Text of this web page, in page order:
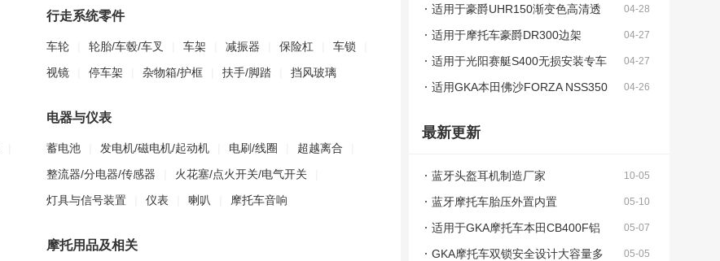
行走系统零件
车轮 轮胎/车毂/车叉 车架 减振器 保险杠 车锁
视镜
停车架 杂物箱/护框 扶手/脚踏 挡风玻璃
电器与仪表
蓄电池 发电机/磁电机/起动机 电刷/线圈 超越离合
整流器/分电器/传感器
火花塞/点火开关/电气开关
灯具与信号装置
仪表 喇叭 摩托车音响
摩托用品及相关
计，摩托车意大利西皮皮革边包
04-28
适用于豪爵UHR150渐变色高清透
亮抗雨水风挡
04-27
适用于摩托车豪爵DR300边架
04-27
适用于光阳赛艇S400无损安装专车
专用碳钢尾架
04-26
适用GKA本田佛沙FORZA NSS350
最新更新
10-05
蓝牙头盔耳机制造厂家
05-10
蓝牙摩托车胎压外置内置
05-07
适用于GKA摩托车本田CB400F铝
合金无损安装双弹簧防摔棒
05-05
GKA摩托车双锁安全设计大容量多